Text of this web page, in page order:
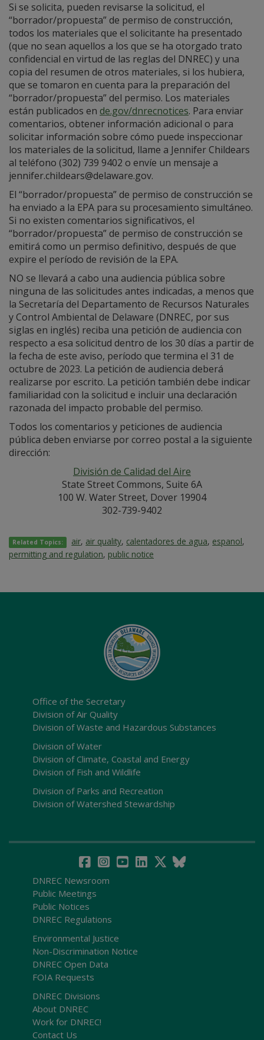
Si se solicita, pueden revisarse la solicitud, el
“borrador/propuesta” de permiso de construcción,
todos los materiales que el solicitante ha presentado
(que no sean aquellos a los que se ha otorgado trato
confidencial en virtud de las reglas del DNREC) y una
copia del resumen de otros materiales, si los hubiera,
que se tomaron en cuenta para la preparación del
“borrador/propuesta” del permiso. Los materiales
están publicados en de.gov/dnrecnotices. Para enviar
comentarios, obtener información adicional o para
solicitar información sobre cómo puede inspeccionar
los materiales de la solicitud, llame a Jennifer Childears
al teléfono (302) 739 9402 o envíe un mensaje a
jennifer.childears@delaware.gov.
El “borrador/propuesta” de permiso de construcción se
ha enviado a la EPA para su procesamiento simultáneo.
Si no existen comentarios significativos, el
“borrador/propuesta” de permiso de construcción se
emitirá como un permiso definitivo, después de que
expire el período de revisión de la EPA.
NO se llevará a cabo una audiencia pública sobre
ninguna de las solicitudes antes indicadas, a menos que
la Secretaría del Departamento de Recursos Naturales
y Control Ambiental de Delaware (DNREC, por sus
siglas en inglés) reciba una petición de audiencia con
respecto a esa solicitud dentro de los 30 días a partir de
la fecha de este aviso, período que termina el 31 de
octubre de 2023. La petición de audiencia deberá
realizarse por escrito. La petición también debe indicar
familiaridad con la solicitud e incluir una declaración
razonada del impacto probable del permiso.
Todos los comentarios y peticiones de audiencia
pública deben enviarse por correo postal a la siguiente
dirección:
División de Calidad del Aire
State Street Commons, Suite 6A
100 W. Water Street, Dover 19904
302-739-9402
Related Topics: air, air quality, calentadores de agua, espanol,
permitting and regulation, public notice
Office of the Secretary
Division of Air Quality
Division of Waste and Hazardous Substances
Division of Water
Division of Climate, Coastal and Energy
Division of Fish and Wildlife
Division of Parks and Recreation
Division of Watershed Stewardship
DNREC Newsroom
Public Meetings
Public Notices
DNREC Regulations
Environmental Justice
Non-Discrimination Notice
DNREC Open Data
FOIA Requests
DNREC Divisions
About DNREC
Work for DNREC!
Contact Us